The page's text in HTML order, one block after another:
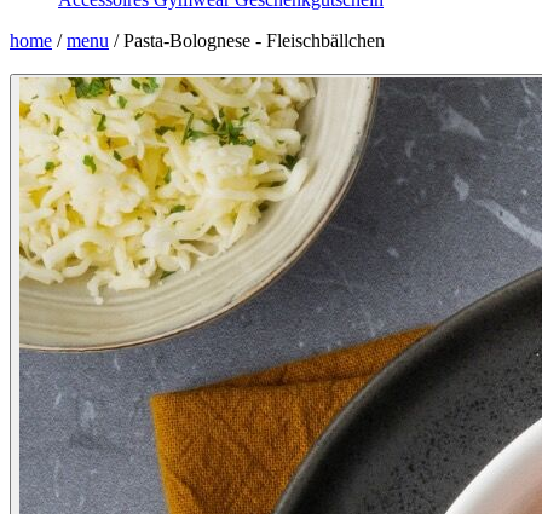
home / menu / Pasta-Bolognese - Fleischbällchen